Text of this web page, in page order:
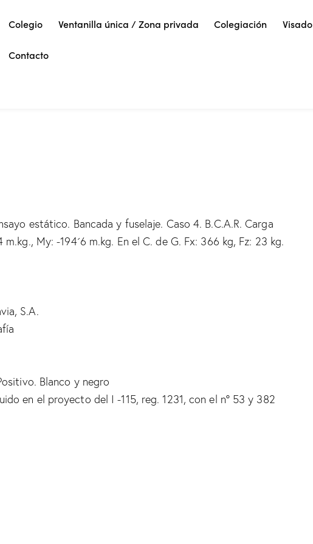
Colegio Ventanilla única / Zona privada Colegiación Visado
Contacto
estático. Bancada y fuselaje. Caso 4. B.C.A.R. Carga
My: -194´6 m.kg. En el C. de G. Fx: 366 kg, Fz: 23 kg.
S.A.
Blanco y negro
en el proyecto del I -115, reg. 1231, con el nº 53 y 382